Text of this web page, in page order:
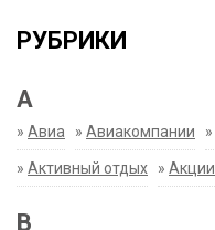
РУБРИКИ
А
» Авиа » Авиакомпании »
» Активный отдых » Акции
В